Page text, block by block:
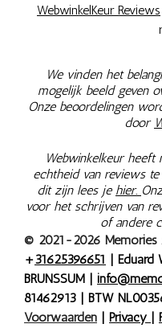
WebwinkelKeur Reviews
We vinden het
mogelijk beeld geven
Onze beoordelingen
door
Webwinkelkeur
echtheid van reviews te
dit zijn lees je hier.
voor het schrijven van
of andere
© 2021-2026 Memories
+31625396651
| Eduard
BRUNSSUM |
81462913 | BTW
Voorwaarden
Privacy